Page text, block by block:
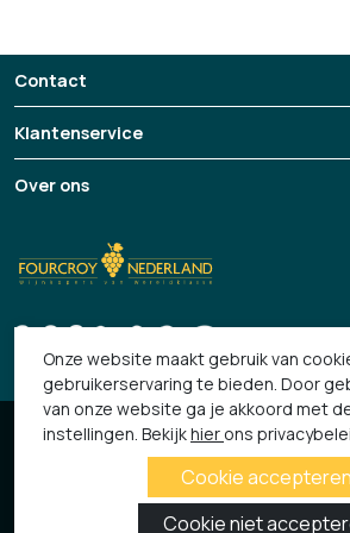
wijnmakende Schultzbroers).
https://www.thelema.co.za/
Contact
Klantenservice
Over ons
© 2026 Fourcroy
Algemene Voorwaarden
Onze website maakt gebruik van
gebruikerservaring te bieden. Door
van onze website ga je akkoord met
instellingen. Bekijkhier ons